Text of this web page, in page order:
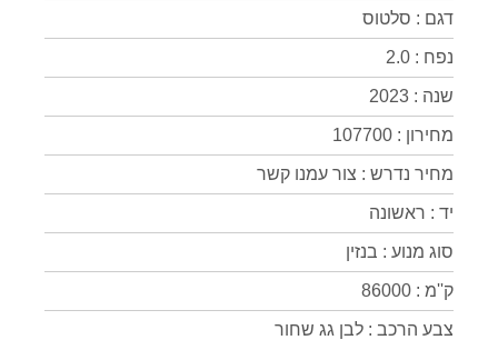
דגם : סלטוס
נפח : 2.0
שנה : 2023
מחירון : 107700
מחיר נדרש : צור עמנו קשר
יד : ראשונה
סוג מנוע : בנזין
ק''מ : 86000
צבע הרכב : לבן גג שחור